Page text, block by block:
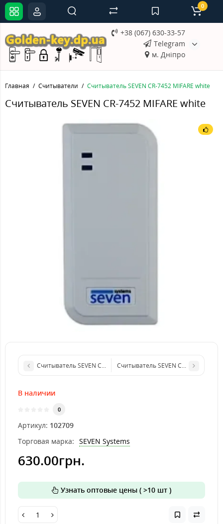
+38 (067) 630-33-57
Telegram
м. Дніпро
0
Главная Считыватели Считыватель SEVEN CR-7452 MIFARE white
Считыватель SEVEN CR-7452 MIFARE white
Считыватель SEVEN CR-7451 EM-Marin white
Считыватель SEVEN CR-7452
В наличии
0
Артикул: 102709
Торговая марка: SEVEN Systems
630.00грн.
Узнать оптовые цены ( >10 шт )